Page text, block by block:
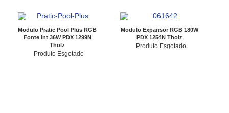
Modulo Pratic Pool Plus RGB
Fonte Int 36W PDX 1299N
Tholz
Produto Esgotado
Modulo Expansor RGB 180W
PDX 1254N Tholz
Produto Esgotado